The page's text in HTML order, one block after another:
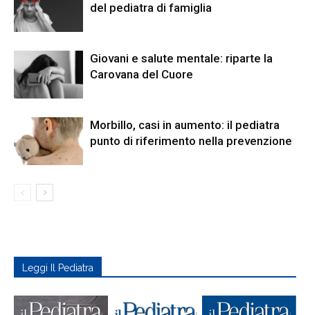
del pediatra di famiglia
Giovani e salute mentale: riparte la
Carovana del Cuore
Morbillo, casi in aumento: il pediatra
punto di riferimento nella prevenzione
Leggi Il Pediatra